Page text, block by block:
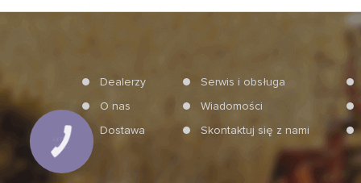
Dłuta do kultywatorów —
Nowoczesne dłuta do kultywatorów zostały
obciążeń i potrzeb produkcji rolniczej. Zapewniają
pracę i długą żywotność. W katalogu dostępne są różne
popularnymi modelami maszyn. Wysoka precyzja
pewne mocowanie. Do produkcji stosowane są stale o
zwiększa odporność na ścieranie i uszkodzenia
Dealerzy
O nas
Dostawa
Serwis i obsługa
Wiadomości
Skontaktuj się z nami